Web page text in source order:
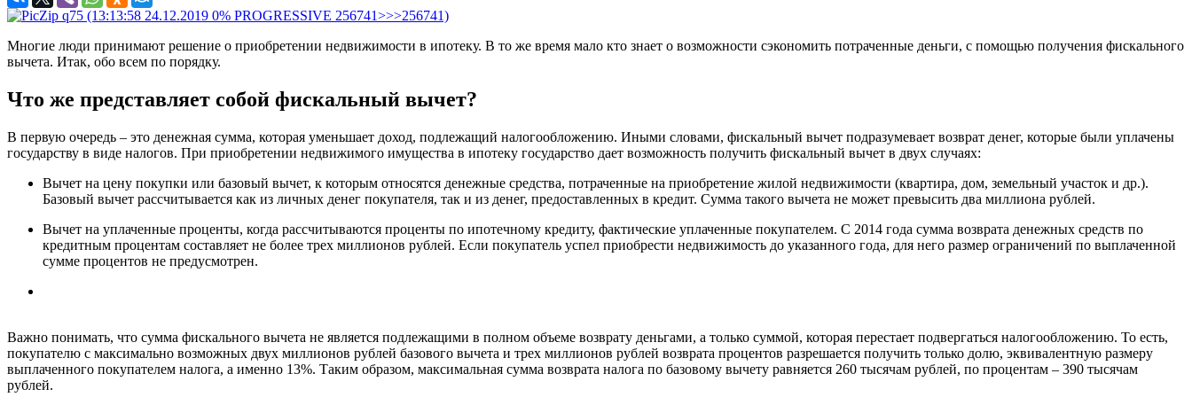
Многие люди принимают решение о приобретении недвижимости в ипотеку. В то же время мало кто знает о возможности сэкономить потраченные деньги, с помощью получения фискального
вычета. Итак, обо всем по порядку.
Что же представляет собой фискальный вычет?
В первую очередь – это денежная сумма, которая уменьшает доход, подлежащий налогообложению. Иными словами, фискальный вычет подразумевает возврат денег, которые были уплачены
государству в виде налогов. При приобретении недвижимого имущества в ипотеку государство дает возможность получить фискальный вычет в двух случаях:
Вычет на цену покупки или базовый вычет, к которым относятся денежные средства, потраченные на приобретение жилой недвижимости (квартира, дом, земельный участок и др.).
Базовый вычет рассчитывается как из личных денег покупателя, так и из денег, предоставленных в кредит. Сумма такого вычета не может превысить два миллиона рублей.
Вычет на уплаченные проценты, когда рассчитываются проценты по ипотечному кредиту, фактические уплаченные покупателем. С 2014 года сумма возврата денежных средств по
кредитным процентам составляет не более трех миллионов рублей. Если покупатель успел приобрести недвижимость до указанного года, для него размер ограничений по выплаченной
сумме процентов не предусмотрен.
Важно понимать, что сумма фискального вычета не является подлежащими в полном объеме возврату деньгами, а только суммой, которая перестает подвергаться налогообложению. То есть,
покупателю с максимально возможных двух миллионов рублей базового вычета и трех миллионов рублей возврата процентов разрешается получить только долю, эквивалентную размеру
выплаченного покупателем налога, а именно 13%. Таким образом, максимальная сумма возврата налога по базовому вычету равняется 260 тысячам рублей, по процентам – 390 тысячам
рублей.